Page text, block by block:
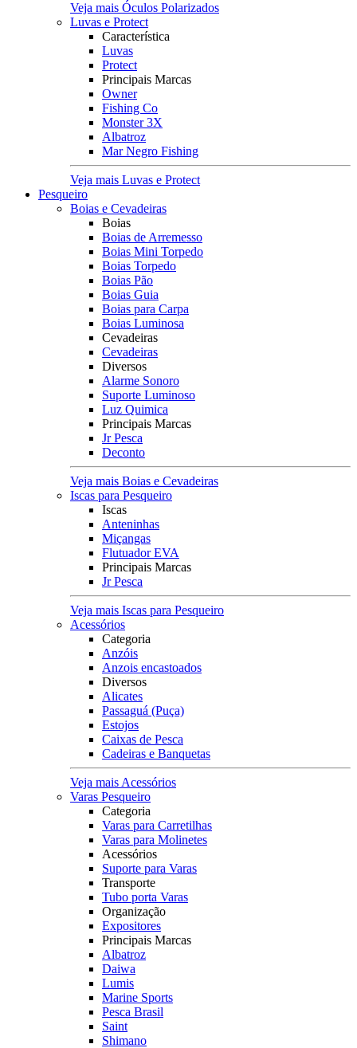
Veja mais Óculos Polarizados
Luvas e Protect
Característica
Luvas
Protect
Principais Marcas
Owner
Fishing Co
Monster 3X
Albatroz
Mar Negro Fishing
Veja mais Luvas e Protect
Pesqueiro
Boias e Cevadeiras
Boias
Boias de Arremesso
Boias Mini Torpedo
Boias Torpedo
Boias Pão
Boias Guia
Boias para Carpa
Boias Luminosa
Cevadeiras
Cevadeiras
Diversos
Alarme Sonoro
Suporte Luminoso
Luz Quimica
Principais Marcas
Jr Pesca
Deconto
Veja mais Boias e Cevadeiras
Iscas para Pesqueiro
Iscas
Anteninhas
Miçangas
Flutuador EVA
Principais Marcas
Jr Pesca
Veja mais Iscas para Pesqueiro
Acessórios
Categoria
Anzóis
Anzois encastoados
Diversos
Alicates
Passaguá (Puça)
Estojos
Caixas de Pesca
Cadeiras e Banquetas
Veja mais Acessórios
Varas Pesqueiro
Categoria
Varas para Carretilhas
Varas para Molinetes
Acessórios
Suporte para Varas
Transporte
Tubo porta Varas
Organização
Expositores
Principais Marcas
Albatroz
Daiwa
Lumis
Marine Sports
Pesca Brasil
Saint
Shimano